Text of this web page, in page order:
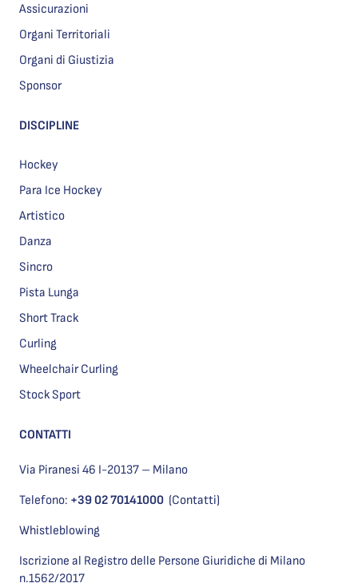
Assicurazioni
Organi Territoriali
Organi di Giustizia
Sponsor
DISCIPLINE
Hockey
Para Ice Hockey
Artistico
Danza
Sincro
Pista Lunga
Short Track
Curling
Wheelchair Curling
Stock Sport
CONTATTI
Via Piranesi 46 I-20137 – Milano
Telefono: +39 02 70141000 (Contatti)
Whistleblowing
Iscrizione al Registro delle Persone Giuridiche di Milano
n.1562/2017